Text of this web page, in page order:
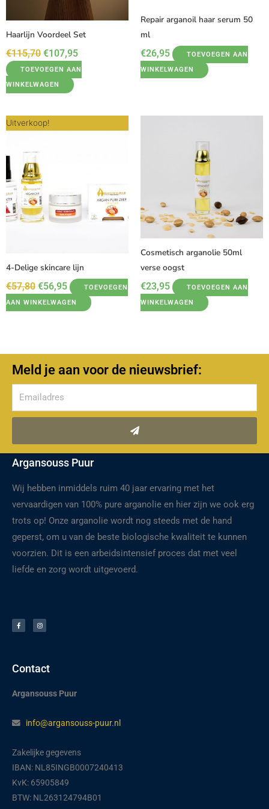
Haarlijn Voordeel Set
€115,70 €107,95
TOEVOEGEN AAN
WINKELWAGEN
Repair arganoil haar serum 50
ml
€26,95
TOEVOEGEN AAN
WINKELWAGEN
Uitverkoop!
4-Delige skincare lijn
€57,80
Oorspronkelijke
prijs
€56,95
prijs
TOEVOEGEN
AAN WINKELWAGEN
Cosmetisch arganolie 50ml
verse oogst
€23,95
TOEVOEGEN AAN
WINKELWAGEN
Meld je aan voor de nieuwsbrief:
Argansouss Puur
Wij hebben inmiddels ruim 40 jaar ervaring met het
vervaardigen van 100% pure arganolie en hier zijn we ook erg
trots op! Onze arganolie wordt nog steeds met de hand
geperst, om u van de beste biologische kwaliteit te kunnen
voorzien. Dit is een arbeidsintensief proces dat met veel
liefde en zorg wordt uitgevoerd.
c
e
b
s
t
a
Contact
Argansouss Puur
info@argansouss-puur.nl
Zakelijke gegevens
IBAN: NL85INGB0007240413
KvK: 65905849
BTW: NL263124794B01